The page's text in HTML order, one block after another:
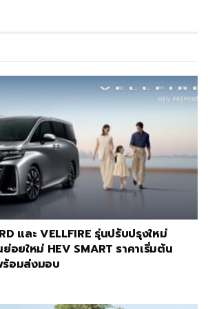
และ VELLFIRE รุ่นปรับปรุงใหม่
ยใหม่ HEV SMART ราคาเริ่มต้น
อมส่งมอบ